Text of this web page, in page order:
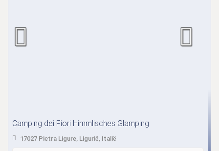
Camping dei Fiori Himmlisches Glamping
17027 Pietra Ligure, Ligurië, Italië